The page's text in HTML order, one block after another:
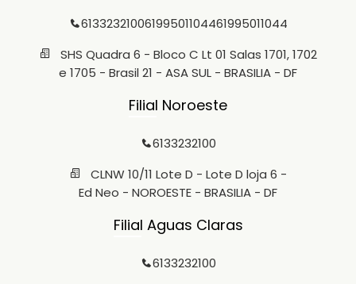
61332321006199501104461995011044
SHS Quadra 6 - Bloco C Lt 01 Salas 1701, 1702
e 1705 - Brasil 21 - ASA SUL - BRASILIA - DF
Filial Noroeste
6133232100
CLNW 10/11 Lote D - Lote D loja 6 -
Ed Neo - NOROESTE - BRASILIA - DF
Filial Aguas Claras
6133232100